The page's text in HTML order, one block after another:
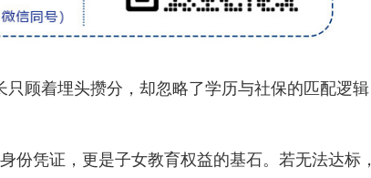
只顾着埋头攒分，却忽略了学历与社保的匹配逻
份凭证，更是子女教育权益的基石。若无法达标